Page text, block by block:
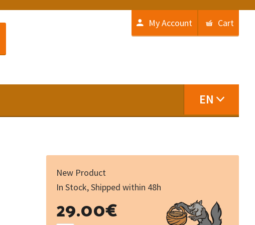
My Account Cart
EN
New Product
In Stock, Shipped within 48h
29.00€
d'archéologie
limousine